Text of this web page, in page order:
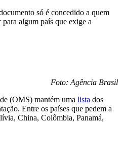
só é concedido a quem
algum país que exige a
Foto: Agência Brasil
(OMS) mantém uma lista dos
Entre os países que pedem a
China, Colômbia, Panamá,